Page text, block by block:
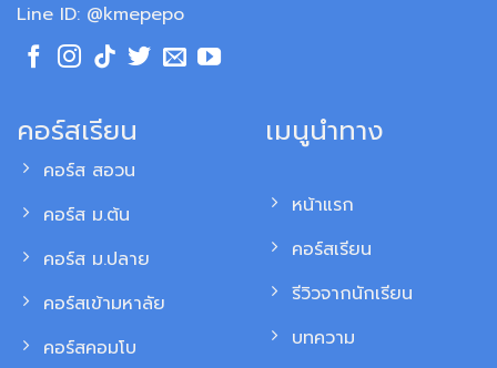
Line ID: @kmepepo
คอร์สเรียน
คอร์ส สอวน
คอร์ส ม.ต้น
คอร์ส ม.ปลาย
คอร์สเข้ามหาลัย
คอร์สคอมโบ
เมนูนำทาง
หน้าแรก
คอร์สเรียน
รีวิวจากนักเรียน
บทความ